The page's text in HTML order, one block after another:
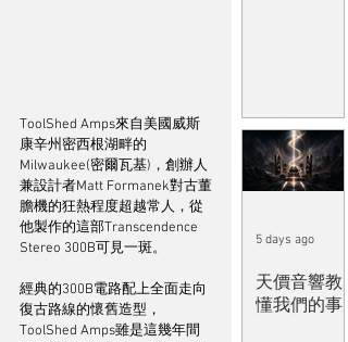
ToolShed Amps來自美國威斯
康辛州密西根湖畔的
Milwaukee(密爾瓦基)，創辦人
兼設計者Matt Formanek對古董
膽機的狂熱程度超越常人，從
他製作的這部Transcendence
Stereo 300B可見一斑。
經典的300B電路配上全面走向
復古路線的懷舊造型，
ToolShed Amps雖是這幾年間
天價音響教
懂我們的事
5 days ago